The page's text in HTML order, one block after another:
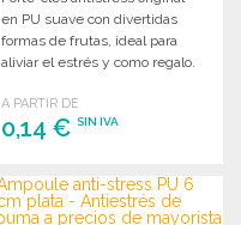
en PU suave con divertidas
formas de frutas, ideal para
aliviar el estrés y como regalo.
A PARTIR DE
0,14 €SIN IVA
PEDIR
Solicitar un presupuesto